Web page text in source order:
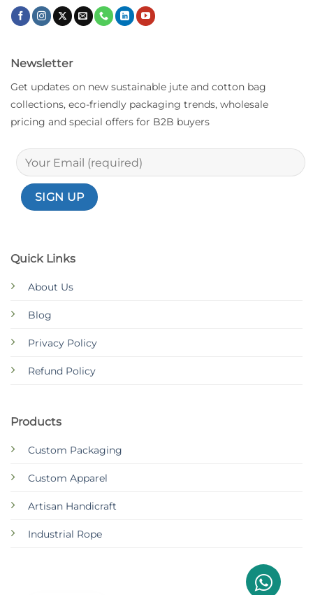
Quick Links
About Us
Blog
Privacy Policy
Refund Policy
Products
Custom Packaging
Custom Apparel
Artisan Handicraft
Industrial Rope
Newsletter
Get updates on new sustainable jute and cotton bag
collections, eco-friendly packaging trends, wholesale
pricing and special offers for B2B buyers